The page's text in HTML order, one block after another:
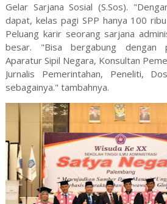
Gelar Sarjana Sosial (S.Sos).
dapat, kelas pagi SPP hanya 100
Peluang karir seorang sarjana
besar. "Bisa bergabung dengan
Aparatur Sipil Negara, Konsultan
Jurnalis Pemerintahan, Peneliti,
sebagainya." tambahnya.